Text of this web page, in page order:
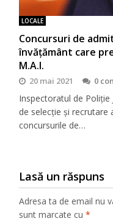
LOCALE
Concursuri de
învățământ care
M.A.I.
20 mai 2021 0
Inspectoratul de Poliție
de selecție și recrutare
concursurile de…
Lasă un răspuns
Adresa ta de email nu
sunt marcate cu*